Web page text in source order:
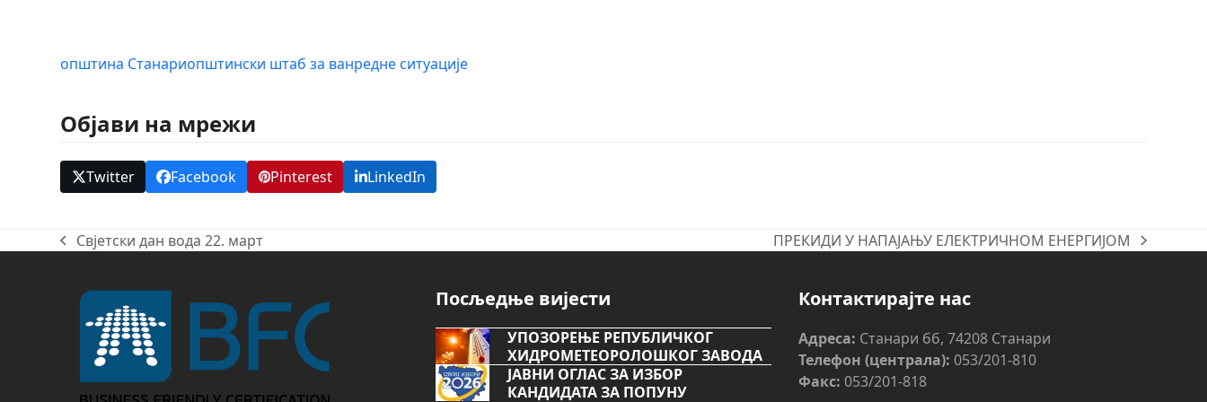
општина Станариопштински штаб за ванредне ситуације
Објави на мрежи
Twitter Facebook Pinterest LinkedIn
previous
Свјетски дан вода 22. март
next
ПРЕКИДИ У НАПАЈАЊУ ЕЛЕКТРИЧНОМ ЕНЕРГИЈОМ
Посљедње вијести
УПОЗОРЕЊЕ РЕПУБЛИЧКОГ
ХИДРОМЕТЕОРОЛОШКОГ ЗАВОДА
ЈАВНИ ОГЛАС ЗА ИЗБОР
КАНДИДАТА ЗА ПОПУНУ
Контактирајте нас
Адреса: Станари бб, 74208 Станари
Телефон (централа): 053/201-810
Факс: 053/201-818